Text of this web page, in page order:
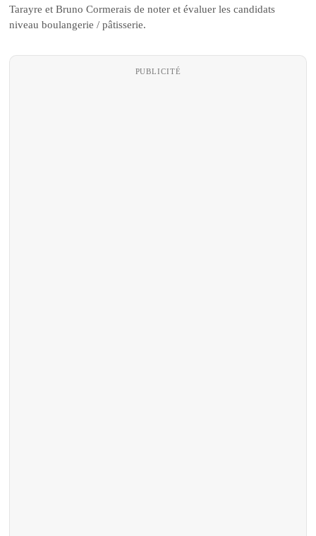
Tarayre et Bruno Cormerais de noter et évaluer les candidats
niveau boulangerie / pâtisserie.
PUBLICITÉ